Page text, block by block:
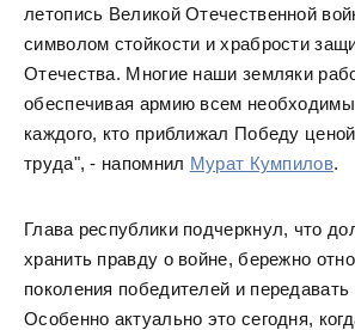
летопись Великой Отечественной
символом стойкости и храбрости
Отечества. Многие наши земляки
обеспечивая армию всем
каждого, кто приближал Победу
труда", - напомнил Мурат Кумпилов.
Глава республики подчеркнул, что
хранить правду о войне, бережно
поколения победителей и
Особенно актуально это сегодня,